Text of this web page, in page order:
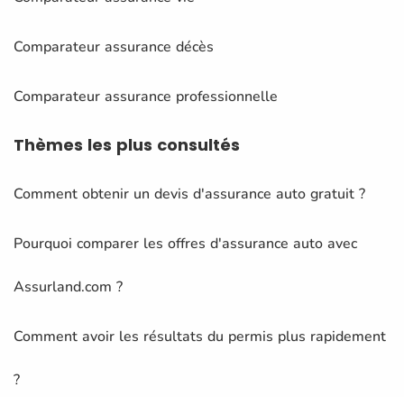
Comparateur assurance décès
Comparateur assurance professionnelle
Thèmes les plus consultés
Comment obtenir un devis d'assurance auto gratuit ?
Pourquoi comparer les offres d'assurance auto avec
Assurland.com ?
Comment avoir les résultats du permis plus rapidement
?